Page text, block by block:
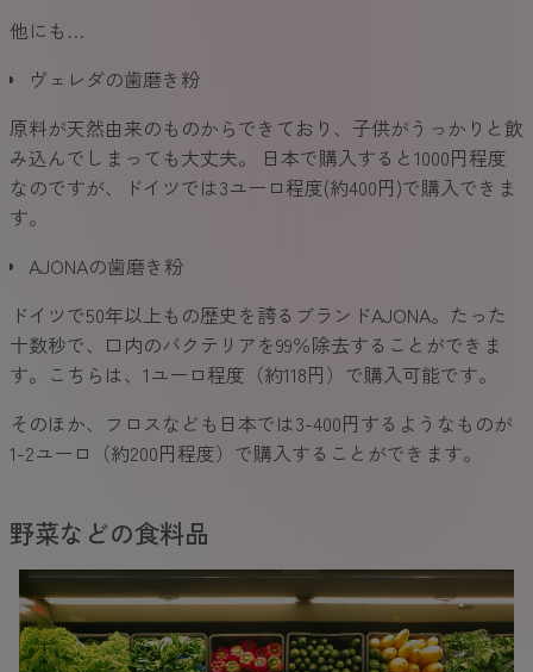
他にも…
ヴェレダの歯磨き粉
原料が天然由来のものからできており、子供がうっかりと飲
み込んでしまっても大丈夫。 日本で購入すると1000円程度
なのですが、ドイツでは3ユーロ程度(約400円)で購入できま
す。
AJONAの歯磨き粉
ドイツで50年以上もの歴史を誇るブランドAJONA。たった
十数秒で、口内のバクテリアを99％除去することができま
す。こちらは、1ユーロ程度（約118円）で購入可能です。
そのほか、フロスなども日本では3-400円するようなものが
1-2ユーロ（約200円程度）で購入することができます。
野菜などの食料品